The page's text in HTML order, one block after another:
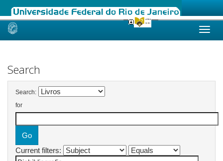
Skip
Search
Search:
for
Current filters: